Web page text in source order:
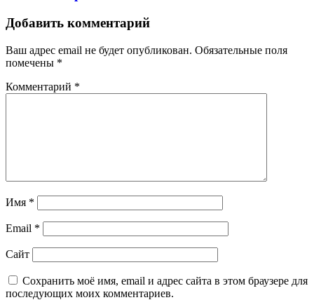
Добавить комментарий
Ваш адрес email не будет опубликован. Обязательные поля
помечены *
Комментарий *
Имя *
Email *
Сайт
Сохранить моё имя, email и адрес сайта в этом браузере для
последующих моих комментариев.